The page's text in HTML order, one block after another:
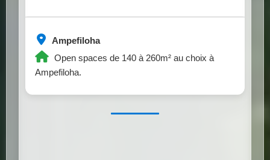
Ampefiloha
Open spaces de 140 à 260m² au choix à
Ampefiloha.